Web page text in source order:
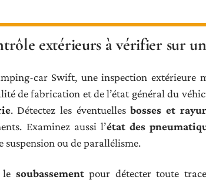
extérieurs à vérifier sur
car Swift, une inspection extérieure
de fabrication et de l’état général du
. Détectez les éventuellesbosses et
Examinez aussi l’état des
suspension ou de parallélisme.
le soubassementpour détecter toute